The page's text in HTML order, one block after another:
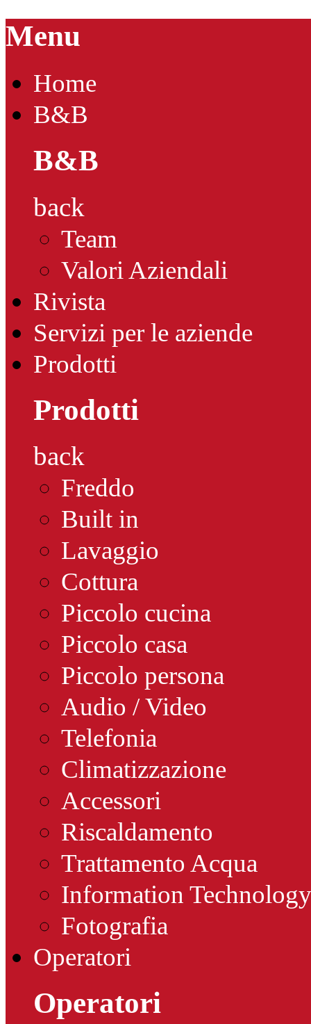
Menu
Home
B&B
B&B
back
Team
Valori Aziendali
Rivista
Servizi per le aziende
Prodotti
Prodotti
back
Freddo
Built in
Lavaggio
Cottura
Piccolo cucina
Piccolo casa
Piccolo persona
Audio / Video
Telefonia
Climatizzazione
Accessori
Riscaldamento
Trattamento Acqua
Information Technology
Fotografia
Operatori
Operatori